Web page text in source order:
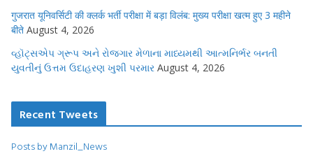
गुजरात यूनिवर्सिटी की क्लर्क भर्ती परीक्षा में बड़ा विलंब: मुख्य परीक्षा खत्म हुए 3 महीने
बीते August 4, 2026
વ્હૉટ્સએપ ગ્રૂપ અને રોજગાર મેળાના માધ્યમથી આત્મનિર્ભર બનતી
યુવતીનું ઉત્તમ ઉદાહરણ ખુશી પરમાર August 4, 2026
Recent Tweets
Posts by Manzil_News